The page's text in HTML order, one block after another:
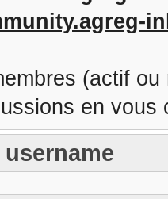
(actif
en